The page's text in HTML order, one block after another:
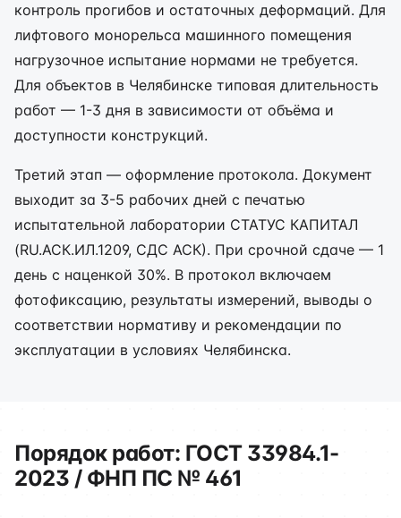
контроль прогибов и остаточных деформаций. Для
лифтового монорельса машинного помещения
нагрузочное испытание нормами не требуется.
Для объектов в Челябинске типовая длительность
работ — 1-3 дня в зависимости от объёма и
доступности конструкций.
Третий этап — оформление протокола. Документ
выходит за 3-5 рабочих дней с печатью
испытательной лаборатории СТАТУС КАПИТАЛ
(RU.АСК.ИЛ.1209, СДС АСК). При срочной сдаче — 1
день с наценкой 30%. В протокол включаем
фотофиксацию, результаты измерений, выводы о
соответствии нормативу и рекомендации по
эксплуатации в условиях Челябинска.
Порядок работ: ГОСТ 33984.1-
2023 / ФНП ПС № 461